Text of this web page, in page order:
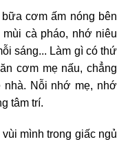
cơm ấm nóng bên
cà pháo, nhớ niêu
sáng... Làm gì có thứ
cơm mẹ nấu, chẳng
Nỗi nhớ mẹ, nhớ
tâm trí.
mình trong giấc ngủ